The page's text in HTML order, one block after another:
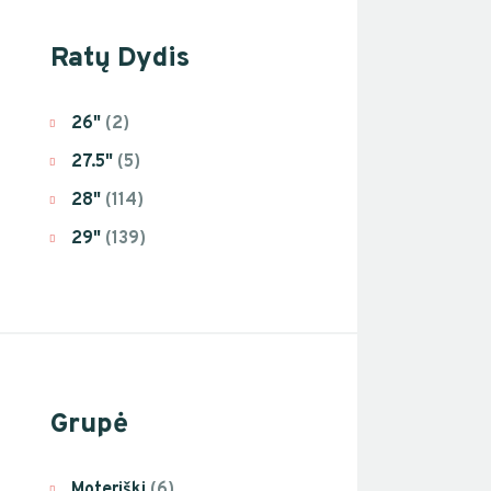
Ratų Dydis
26" (2)
27.5" (5)
28" (114)
29" (139)
Grupė